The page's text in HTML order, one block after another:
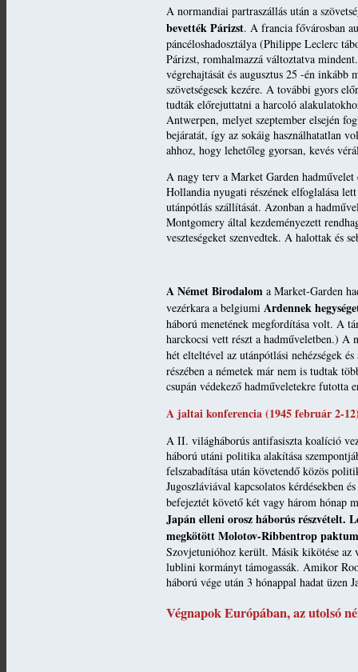
A normandiai partraszállás után a
bevették Párizst. A francia fővárosban
páncéloshadosztálya (Philippe Leclerc
Párizst, romhalmazzá változtatva
végrehajtását és augusztus 25 -én
szövetségesek kezére. A további gyors
tudták előrejuttatni a harcoló
Antwerpen, melyet szeptember elsején
bejáratát, így az sokáig használhatatlan
ahhoz, hogy lehetőleg gyorsan, kevés
A nagy terv a Market Garden
Hollandia nyugati részének elfoglalása
utánpótlás szállítását. Azonban a
Montgomery által kezdeményezett
veszteségeket szenvedtek. A halottak és
A Német Birodalom a Market-Garden
vezérkara a belgiumi Ardennek
háború menetének megfordítása volt. A
harckocsi vett részt a hadműveletben.) A
hét elteltével az utánpótlási nehézségek
részében a németek már nem is tudtak
csupán védekező hadműveletekre futotta
A jaltai konferencia (1945 február 2-
A II. világháborús antifasiszta koalíció
háború utáni politika alakítása
felszabadítása után követendő közös
Jugoszláviával kapcsolatos kérdésekben
befejeztét követő két vagy három hónap
Japán elleni orosz háborús részvételt.
megkötött Molotov-Ribbentrop
Szovjetunióhoz került. Másik kikötése az
lublini kormányt támogassák. Amikor
háború vége után 3 hónappal hadat üzen
Végnapok Európában, az utolsó